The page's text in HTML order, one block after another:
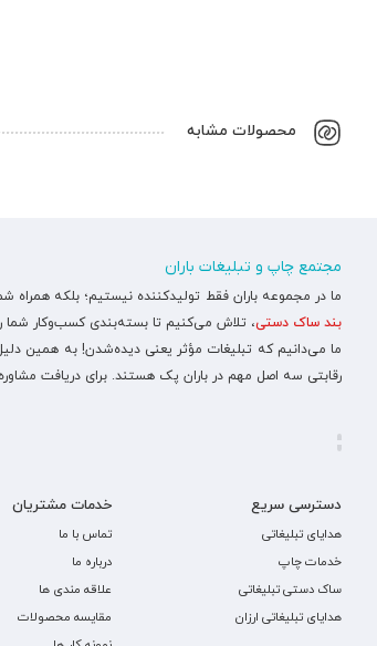
محصولات مشابه
مجتمع چاپ و تبلیغات باران
ما در مجموعه باران فقط تولیدکننده نیستیم؛ بلکه
بند ساک دستی، تلاش می‌کنیم تا بسته‌بندی کسب‌وکار شما
ما می‌دانیم که تبلیغات مؤثر یعنی دیده‌شدن! به همین
رقابتی سه اصل مهم در باران پک هستند. برای دریافت
دسترسی سریع
هدایای تبلیغاتی
خدمات چاپ
ساک دستی تبلیغاتی
هدایای تبلیغاتی ارزان
خدمات مشتریان
تماس با ما
درباره ما
علاقه مندی ها
مقایسه محصولات